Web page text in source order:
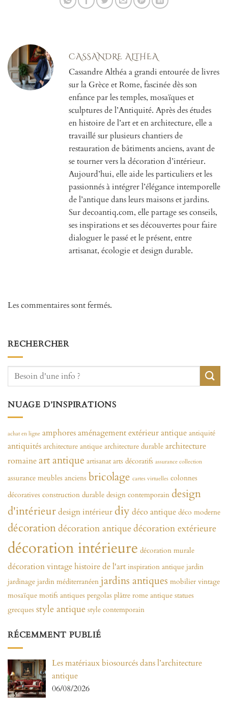
CASSANDRE ALTHEA
Cassandre Althéa a grandi entourée de livres
sur la Grèce et Rome, fascinée dès son
enfance par les temples, mosaïques et
sculptures de l’Antiquité. Après des études
en histoire de l’art et en architecture, elle a
travaillé sur plusieurs chantiers de
restauration de bâtiments anciens, avant de
se tourner vers la décoration d’intérieur.
Aujourd’hui, elle aide les particuliers et les
passionnés à intégrer l’élégance intemporelle
de l’antique dans leurs maisons et jardins.
Sur decoantiq.com, elle partage ses conseils,
ses inspirations et ses découvertes pour faire
dialoguer le passé et le présent, entre
artisanat, écologie et design durable.
Les commentaires sont fermés.
RECHERCHER
NUAGE D’INSPIRATIONS
achat en ligne amphoresaménagement extérieurantique antiquité
antiquités architecture antique architecture durable architecture
romaineart antique artisanat arts décoratifs assurance collection
assurance meubles anciens bricolage cartes virtuelles colonnes
décoratives construction durable design contemporain design
d'intérieurdesign intérieur diy déco antique déco moderne
décorationdécoration antiquedécoration extérieure
décoration intérieure décoration murale
décoration vintagehistoire de l'art inspiration antique jardin
jardinage jardin méditerranéen jardins antiques mobilier vintage
mosaïque motifs antiques pergolas plâtre rome antique statues
grecques style antique style contemporain
RÉCEMMENT PUBLIÉ
Les matériaux biosourcés dans l’architecture
antique
06/08/2026